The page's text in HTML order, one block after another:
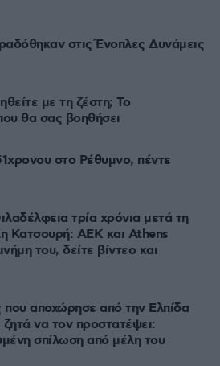
στις Ένοπλες Δυνάμεις
με τη ζέστη; Το
θα σας βοηθήσει
στο Ρέθυμνο, πέντε
τρία χρόνια μετά τη
Κατσουρή: ΑΕΚ και Athens
του, δείτε βίντεο και
που αποχώρησε από την Ελπίδα
να τον προστατέψει:
σπίλωση από μέλη του